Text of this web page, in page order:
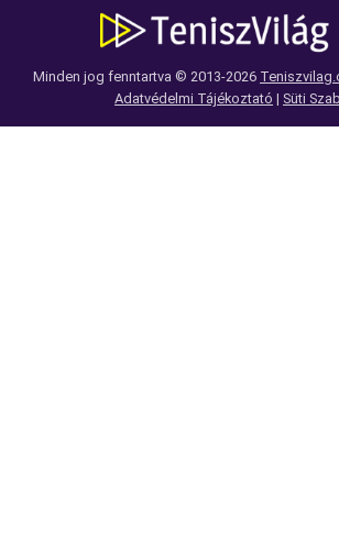
Minden jog fenntartva © 2013-2026
Adatvédelmi Tájékoztató | Süti